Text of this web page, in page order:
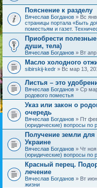
Пояснение к разделу
Вячеслав Богданов » Вс
страницы портала «Быть
поместьям и газет.
Приобрести
души, тела)
Вячеслав Богданов » Вт
Масло холодного
sibirskij-kedr » Вс мар 13,
Листья – это
Вячеслав Богданов » Ср
родового поместья
Указ или закон о
очередь
Вячеслав Богданов » Пт
(юридические) вопросы по
Получение земли для
Украине
Вячеслав Богданов » Чт
(юридические) вопросы по
Красный перец.
лечение
Вячеслав Богданов » Вт
жизни